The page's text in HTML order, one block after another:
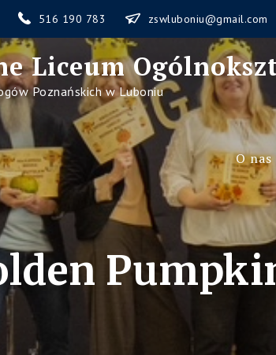
516 190 783 zswluboniu@gmail.com
Liceum
Poznańskich w Luboniu
O nas